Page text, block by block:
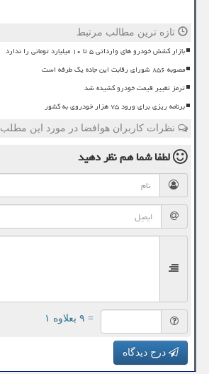
تازه ترین مطالب مرتبط
بازار کشش خودرو های وارداتی ۵ تا ۱۰ میلیارد تومانی را ندارد
مصوبه ۸۵۶ شورای رقابت این جاده یک طرفه است
ترمز تغییر قیمت خودرو کشیده شد
برنامه ریزی برای ورود ۷۵ هزار خودروی به کشور
نظرات کاربران هوافضا در مورد این مطلب
لطفا شما همنظر دهید
= ۹ بعلاوه ۱
درج دیدگاه